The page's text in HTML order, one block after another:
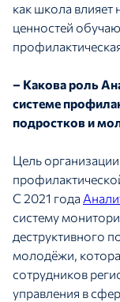
как школа влияет
ценностей
– Какова роль
системе
подростков и
Цель
С 2021 года
систему
деструктивного
молодёжи,
сотрудников
управления в